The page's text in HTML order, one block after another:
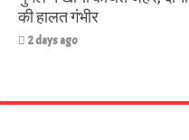
की हालत गंभीर
2 days ago